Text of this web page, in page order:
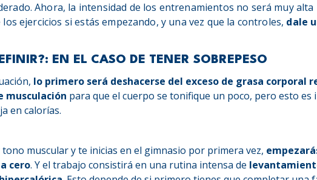
Ahora, la intensidad de los entrenamientos no será muy alta
ejercicios si estás empezando, y una vez que la controles, dale
EN EL CASO DE TENER SOBREPESO
lo primero será deshacerse del exceso de grasa corporal
musculación para que el cuerpo se tonifique un poco, pero esto es
en calorías.
muscular y te inicias en el gimnasio por primera vez,
cero. Y el trabajo consistirá en una rutina intensa de